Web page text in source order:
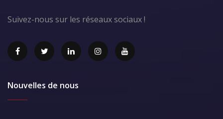
Suivez-nous sur les réseaux sociaux !
Nouvelles de nous